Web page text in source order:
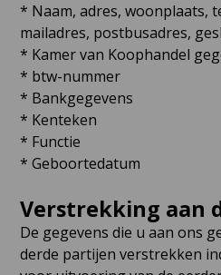
* Naam, adres, woonplaats,
mailadres, postbusadres,
* Kamer van Koophandel
* btw-nummer
* Bankgegevens
* Kenteken
* Functie
* Geboortedatum
Verstrekking aan
De gegevens die u aan ons
derde partijen verstrekken